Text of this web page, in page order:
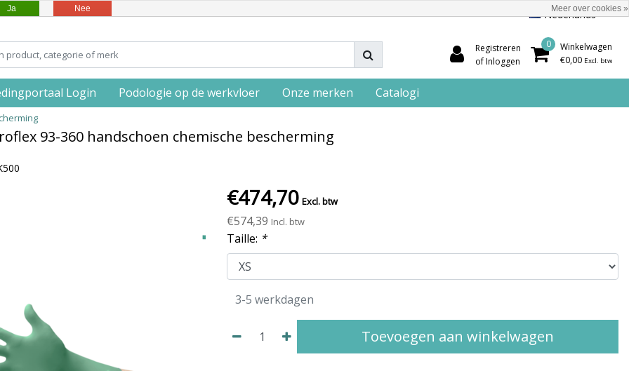
Nederlands
Registreren
of Inloggen
0
Winkelwagen
€0,00 Excl. btw
Login Podologie op de werkvloer Onze merken Catalogi
93-360 handschoen chemische bescherming
€474,70 Excl. btw
€574,39 Incl. btw
Taille: *
3-5 werkdagen
Toevoegen aan winkelwagen
Ja Nee Meer over cookies »